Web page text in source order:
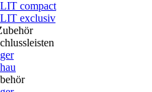
compact
exclusiv